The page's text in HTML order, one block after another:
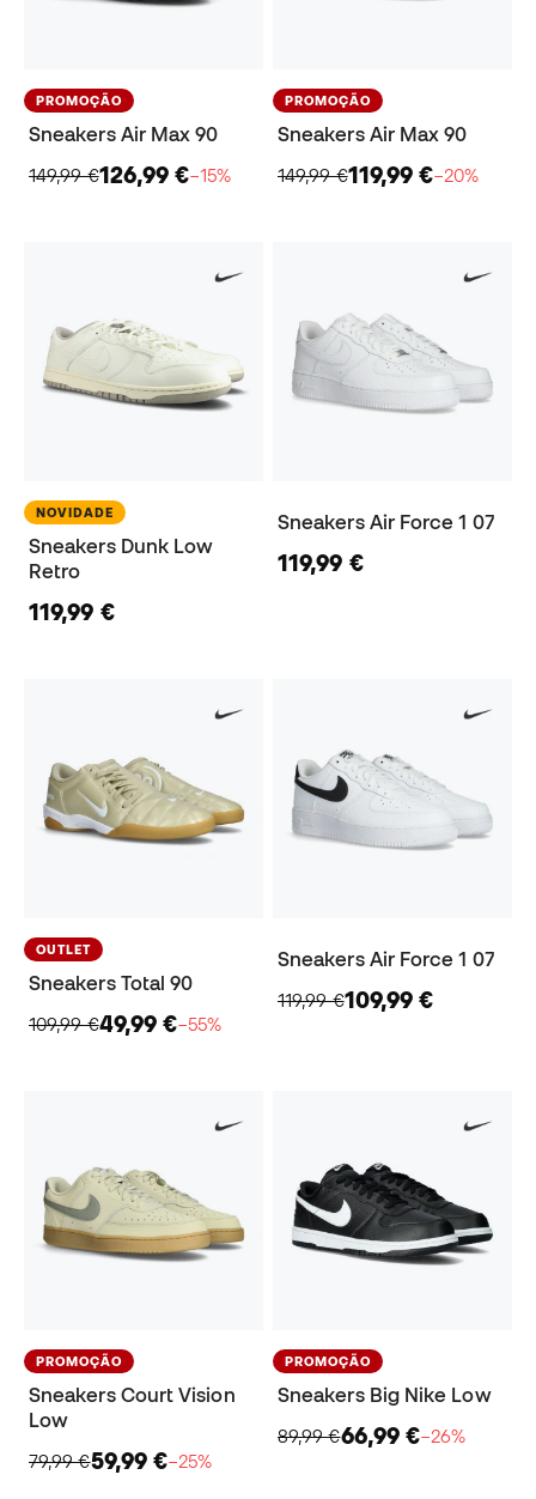
PROMOÇÃO
Sneakers Air Max 90
149,99 €126,99 €−15%
PROMOÇÃO
Sneakers Air Max 90
149,99 €119,99 €−20%
NOVIDADE
Sneakers Dunk Low
Retro
119,99 €
Sneakers Air Force 1 07
119,99 €
OUTLET
Sneakers Total 90
109,99 €49,99 €−55%
Sneakers Air Force 1 07
119,99 €109,99 €
PROMOÇÃO
Sneakers Court Vision
Low
79,99 €59,99 €−25%
PROMOÇÃO
Sneakers Big Nike Low
89,99 €66,99 €−26%